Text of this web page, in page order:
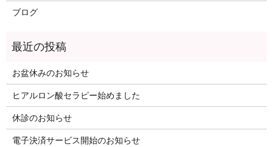
ブログ
お盆休みのお知らせ
ヒアルロン酸セラピー始めました
休診のお知らせ
電子決済サービス開始のお知らせ